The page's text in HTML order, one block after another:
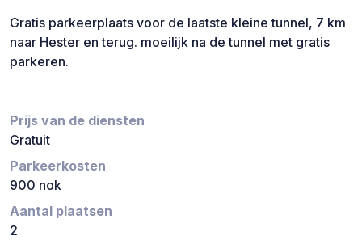
Gratis parkeerplaats voor de laatste kleine tunnel, 7 km
naar Hester en terug. moeilijk na de tunnel met gratis
parkeren.
Prijs van de diensten
Gratuit
Parkeerkosten
900 nok
Aantal plaatsen
2